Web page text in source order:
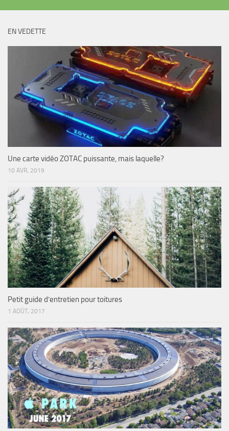
EN VEDETTE
Une carte vidéo ZOTAC puissante, mais laquelle?
10 AVR, 2019
Petit guide d’entretien pour toitures
1 AOÛT, 2017